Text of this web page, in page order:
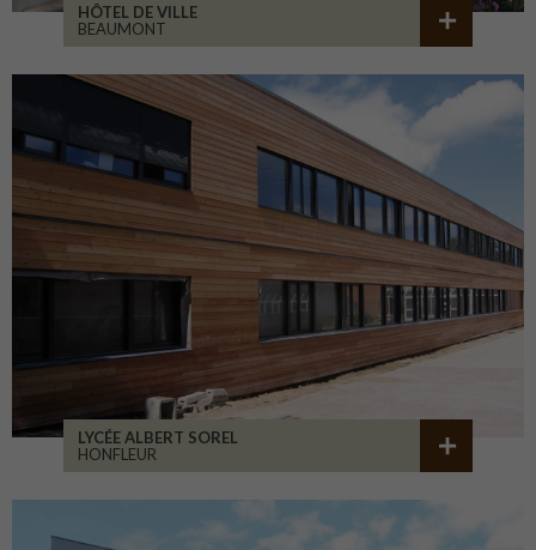
HÔTEL DE VILLE
BEAUMONT
LYCÉE ALBERT SOREL
HONFLEUR